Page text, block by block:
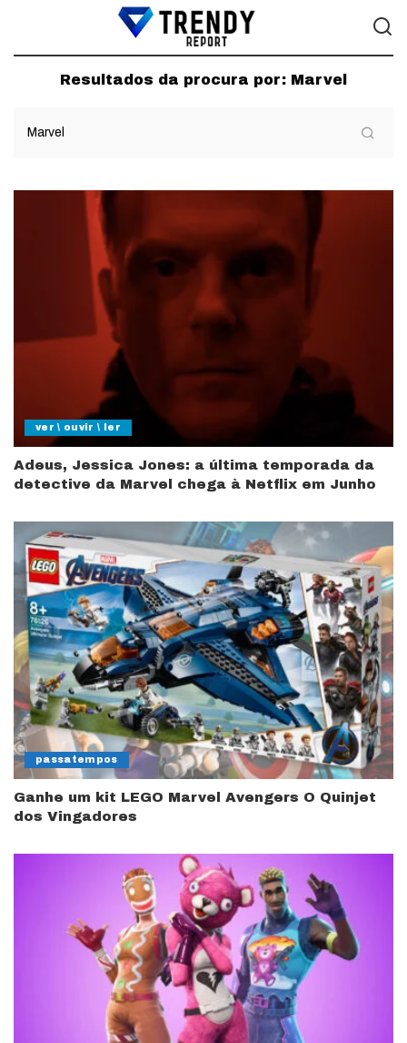
Resultados da procura por: Marvel
ver \ ouvir \ ler
Adeus, Jessica Jones: a última temporada da
detective da Marvel chega à Netflix em Junho
passatempos
Ganhe um kit LEGO Marvel Avengers O Quinjet
dos Vingadores